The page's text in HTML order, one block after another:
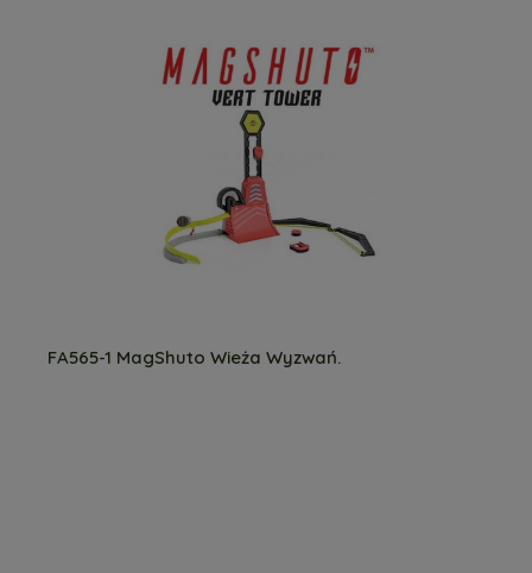
FA565-1 MagShuto Wieża Wyzwań.